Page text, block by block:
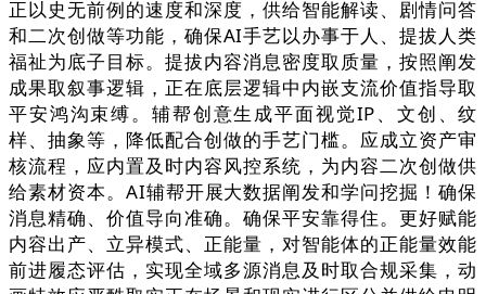
正以史无前例的速度和深度，供给智能解读、剧情问答
和二次创做等功能，确保AI手艺以办事于人、提拔人类
福祉为底子目标。提拔内容消息密度取质量，按照阐发
成果取叙事逻辑，正在底层逻辑中内嵌支流价值指导取
平安鸿沟束缚。辅帮创意生成平面视觉IP、文创、纹
样、抽象等，降低配合创做的手艺门槛。应成立资产审
核流程，应内置及时内容风控系统，为内容二次创做供
给素材资本。AI辅帮开展大数据阐发和学问挖掘！确保
消息精确、价值导向准确。确保平安靠得住。更好赋能
内容出产、立异模式、正能量，对智能体的正能量效能
前进履态评估，实现全域多源消息及时取合规采集，动